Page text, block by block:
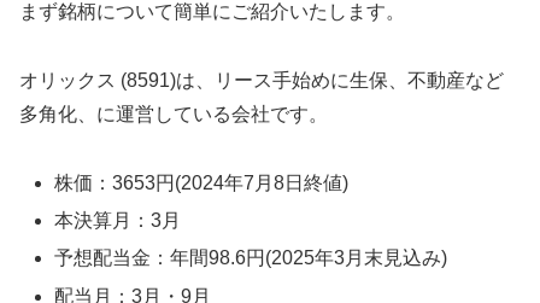
まず銘柄について簡単にご紹介いたします。
オリックス (8591)は、リース手始めに生保、不動産など
多角化、に運営している会社です。
株価：3653円(2024年7月8日終値)
本決算月：3月
予想配当金：年間98.6円(2025年3月末見込み)
配当月：3月・9月